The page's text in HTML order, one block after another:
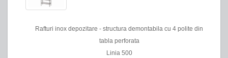
Rafturi inox depozitare - structura demontabila cu 4 polite din
tabla perforata
Linia 500